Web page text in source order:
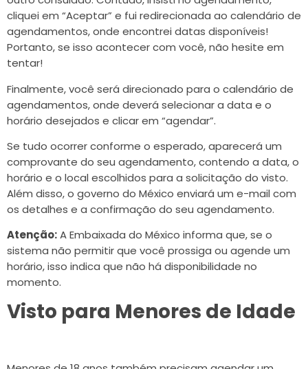
cliquei em “Aceptar” e fui redirecionada ao calendário de
agendamentos, onde encontrei datas disponíveis!
Portanto, se isso acontecer com você, não hesite em
tentar!
Finalmente, você será direcionado para o calendário de
agendamentos, onde deverá selecionar a data e o
horário desejados e clicar em “agendar”.
Se tudo ocorrer conforme o esperado, aparecerá um
comprovante do seu agendamento, contendo a data, o
horário e o local escolhidos para a solicitação do visto.
Além disso, o governo do México enviará um e-mail com
os detalhes e a confirmação do seu agendamento.
Atenção:A Embaixada do México informa que, se o
sistema não permitir que você prossiga ou agende um
horário, isso indica que não há disponibilidade no
momento.
Visto para Menores de Idade